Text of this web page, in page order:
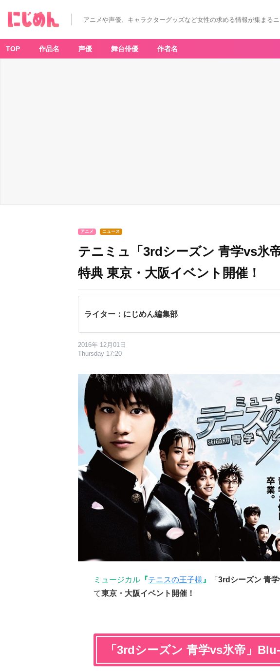
アニメや声優、キャラクターグッズなど女性の求める情報が集まる
TOP 作品名 声優 舞台俳優 作者名
アニメ ニュース
テニミュ「3rdシーズン 青学vs氷
特典 東京・大阪イベント開催！
ライター：にじめん編集部
2016年 12月01日
Thursday 17:20
ミュージカル 『テニスの王子様 』 「 3rdシーズン 青
て東京・大阪イベント開催！
「3rdシーズン 青学vs氷帝」